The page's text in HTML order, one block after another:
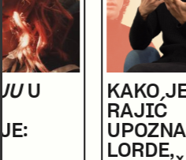
KAKO JE LUKA
UPOZNAO